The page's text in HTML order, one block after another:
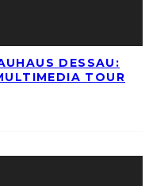
DESSAU:
TOUR